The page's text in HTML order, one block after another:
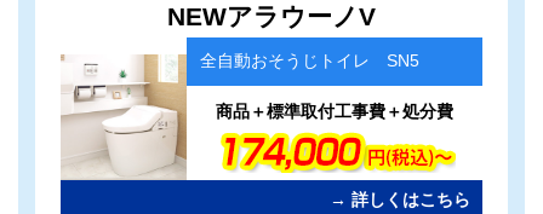
リ
ン
ク
NEWアラウーノV
全自動おそうじトイレ SN5
商品＋標準取付工事費＋処分費
→ 詳しくはこちら